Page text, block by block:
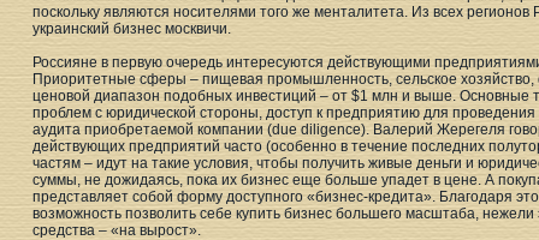
поскольку являются носителями того же менталитета. Из всех
украинский бизнес москвичи.
Россияне в первую очередь интересуются действующими
Приоритетные сферы – пищевая промышленность, сельское
ценовой диапазон подобных инвестиций – от $1 млн и выше. Основные
проблем с юридической стороны, доступ к предприятию для проведения
аудита приобретаемой компании (due diligence). Валерий Жерегеля
действующих предприятий часто (особенно в течение последних
частям – идут на такие условия, чтобы получить живые деньги и
суммы, не дожидаясь, пока их бизнес еще больше упадет в цене. А
представляет собой форму доступного «бизнес-кредита». Благодаря
возможность позволить себе купить бизнес большего масштаба,
средства – «на вырост».